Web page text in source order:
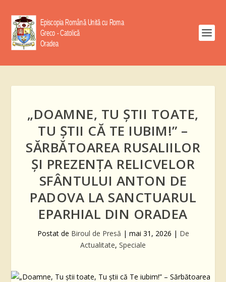
„DOAMNE, TU ȘTII TOATE,
TU ȘTII CĂ TE IUBIM!” –
SĂRBĂTOAREA RUSALIILOR
ȘI PREZENȚA RELICVELOR
SFÂNTULUI ANTON DE
PADOVA LA SANCTUARUL
EPARHIAL DIN ORADEA
Postat de Biroul de Presă | mai 31, 2026 | De
Actualitate, Speciale